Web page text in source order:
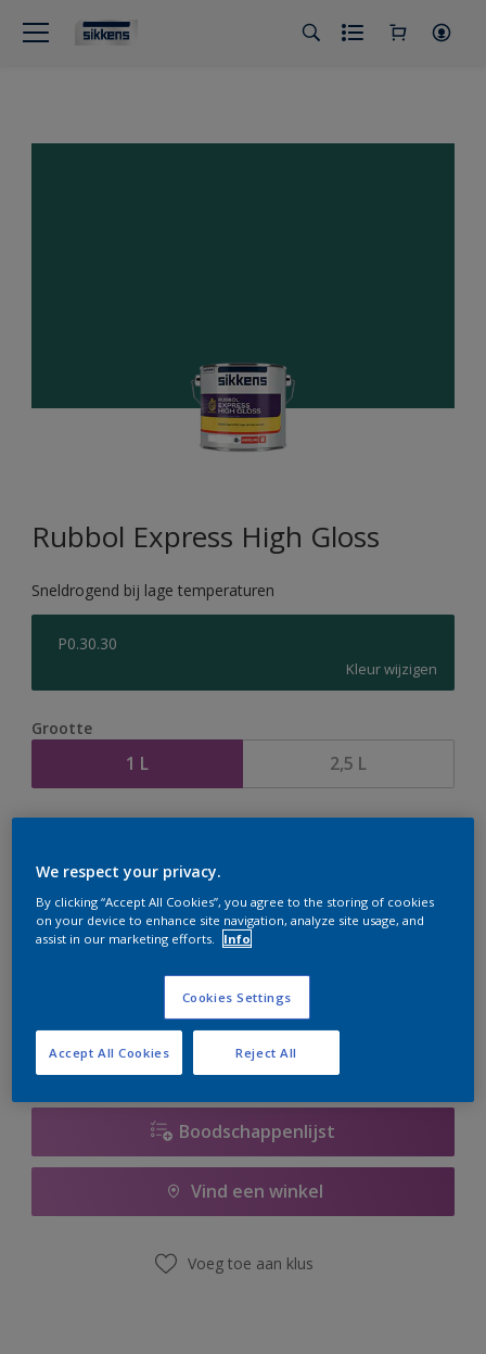
Rubbol Express High Gloss
Sneldrogend bij lage temperaturen
P0.30.30
Kleur wijzigen
Grootte
1 L 2,5 L
Op dit moment is het niet mogelijk dit product online
er hard aan om de voorraad aan te vullen.
Boodschappenlijst
Vind een winkel
Voeg toe aan klus
We respect your privacy.
By clicking “Accept All Cookies”, you agree to the storing of cookies
on your device to enhance site navigation, analyze site usage, and
assist in our marketing efforts.
Info
Cookies Settings
Reject All
Accept All Cookies